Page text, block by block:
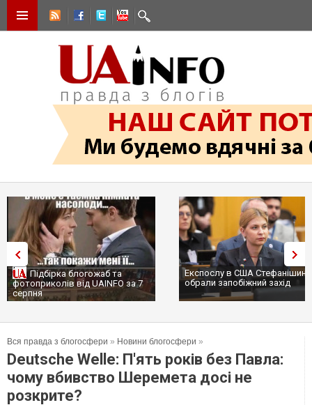
Експослу в США Стефанішиній
обрали запобіжний захід
Трамп не передасть Україні
сотні ракет до Patriot, бо у
Вся правда з блогосфери » Новини блогосфери »
Deutsche Welle: П'ять років без Павла:
чому вбивство Шеремета досі не
розкрите?